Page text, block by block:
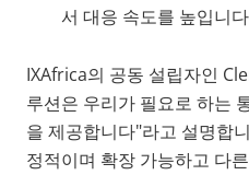
서 대응 속도를 높입니
IXAfrica의 공동 설립자인
루션은 우리가 필요로 하는
을 제공합니다"라고 설명합
정적이며 확장 가능하고 다